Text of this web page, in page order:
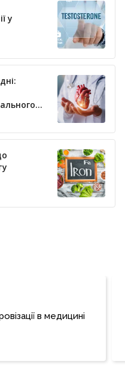
у
в медицині